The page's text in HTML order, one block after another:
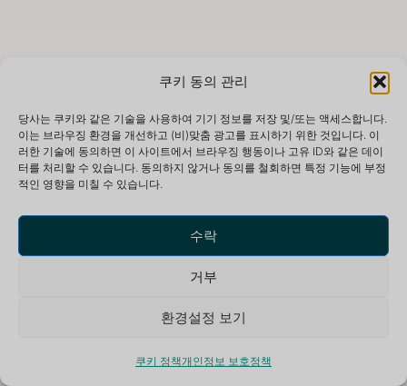
쿠키 동의 관리
당사는 쿠키와 같은 기술을 사용하여 기기 정보를 저장 및/또는 액세스합니다.
이는 브라우징 환경을 개선하고 (비)맞춤 광고를 표시하기 위한 것입니다. 이
러한 기술에 동의하면 이 사이트에서 브라우징 행동이나 고유 ID와 같은 데이
터를 처리할 수 있습니다. 동의하지 않거나 동의를 철회하면 특정 기능에 부정
적인 영향을 미칠 수 있습니다.
수락
거부
환경설정 보기
쿠키 정책개인정보 보호정책
© 2026 더 가든 오브 냠 ~ 리트릿 & 명상 센터